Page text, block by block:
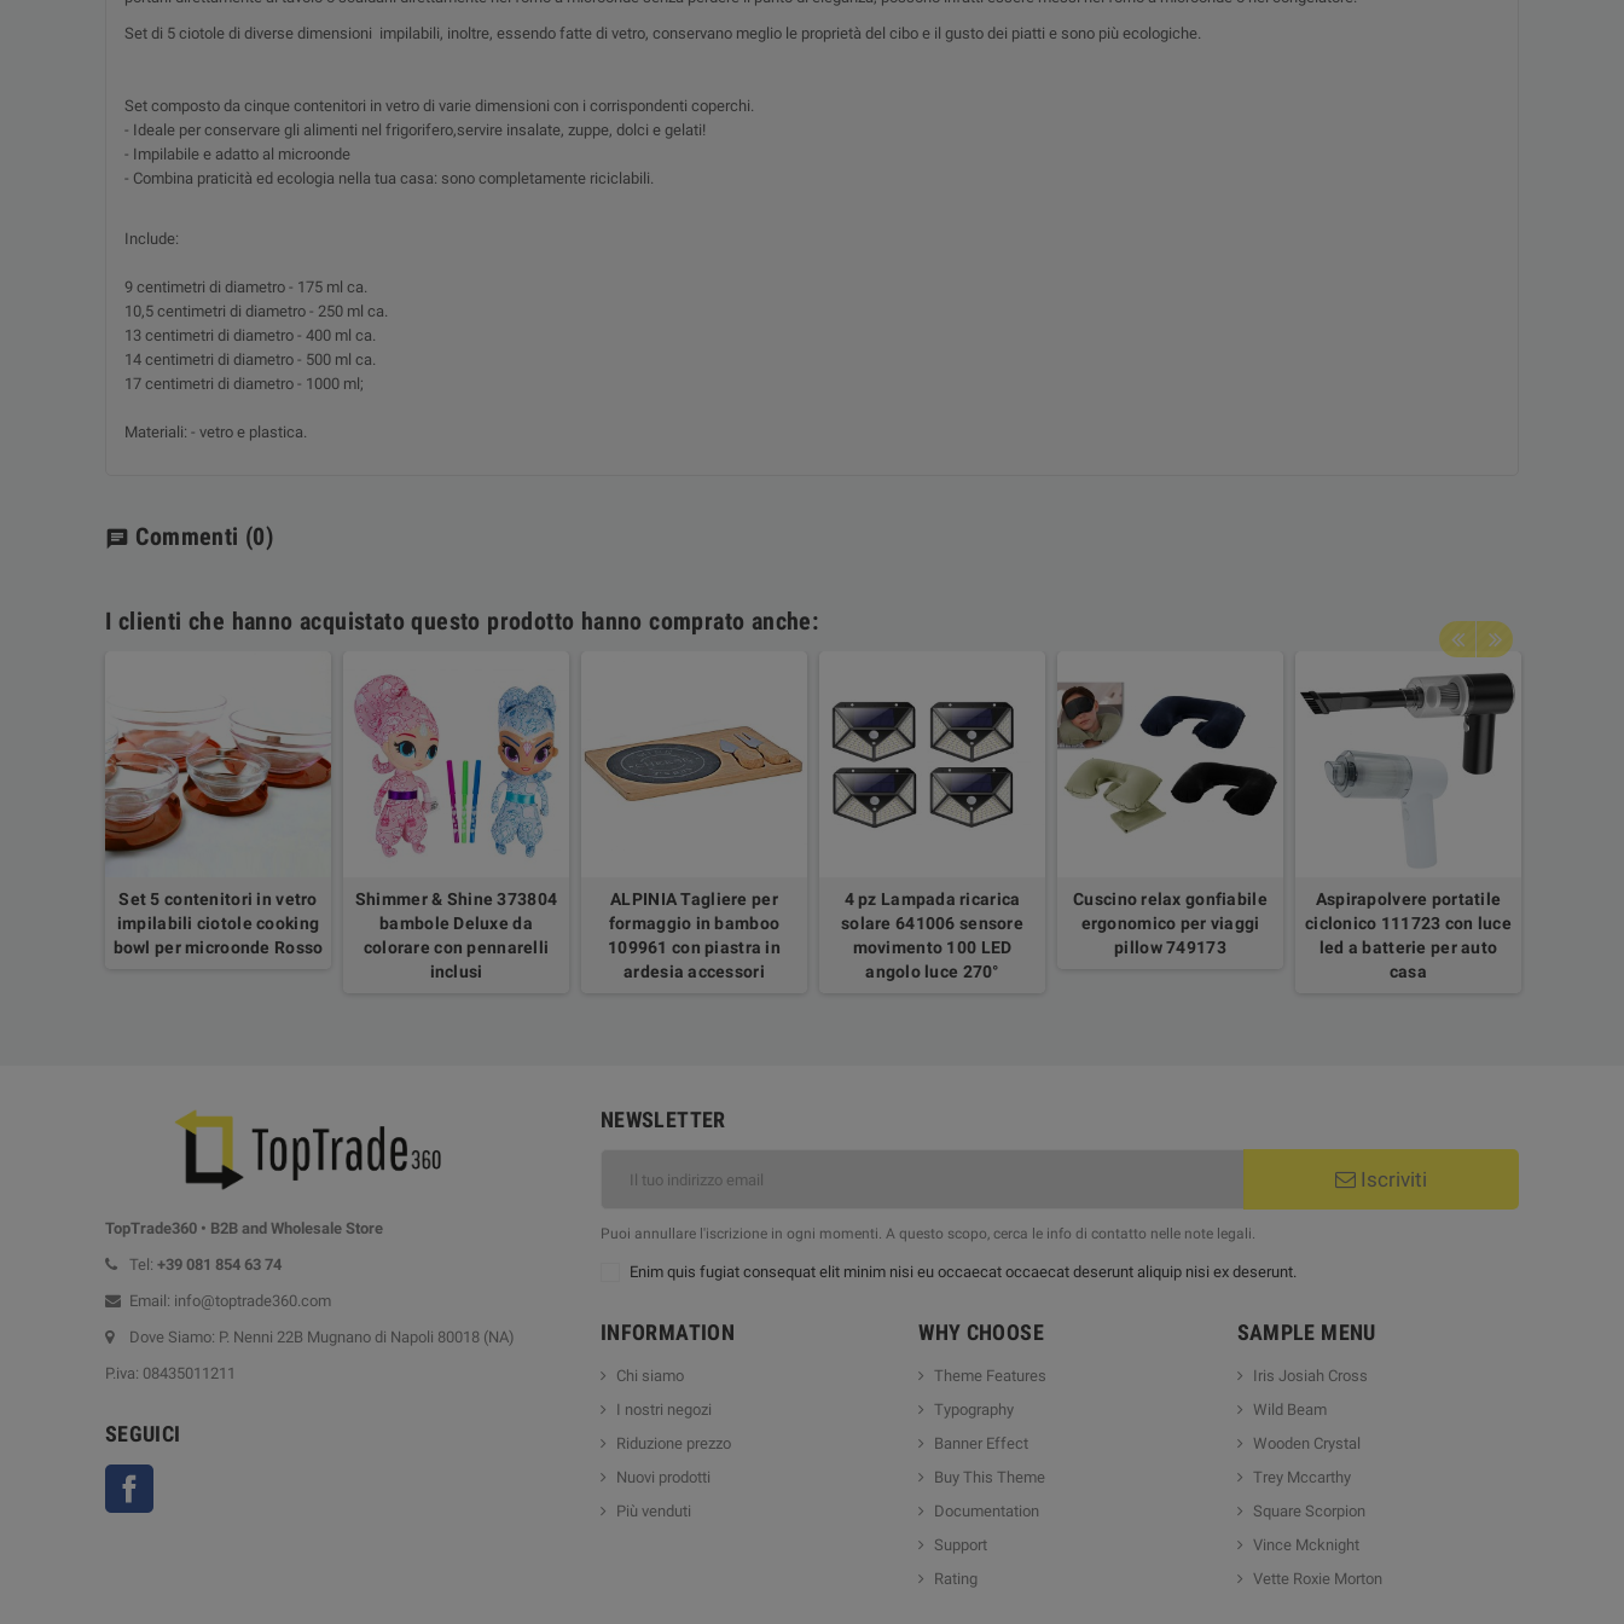
Set di 5 ciotole di diverse dimensioni impilabili, inoltre, essendo fatte di vetro, conservano meglio le proprietà del cibo e il gusto dei piatti e sono più ecologiche.
Set composto da cinque contenitori in vetro di varie dimensioni con i corrispondenti coperchi.
- Ideale per conservare gli alimenti nel frigorifero,servire insalate, zuppe, dolci e gelati!
- Impilabile e adatto al microonde
- Combina praticità ed ecologia nella tua casa: sono completamente riciclabili.
Include:
9 centimetri di diametro - 175 ml ca.
10,5 centimetri di diametro - 250 ml ca.
13 centimetri di diametro - 400 ml ca.
14 centimetri di diametro - 500 ml ca.
17 centimetri di diametro - 1000 ml;
Materiali: - vetro e plastica.
chat Commenti (0)
I clienti che hanno acquistato questo prodotto hanno comprato anche:
Set 5 contenitori in vetro
impilabili ciotole cooking
bowl per microonde Rosso
Shimmer & Shine 373804
bambole Deluxe da
colorare con pennarelli
inclusi
ALPINIA Tagliere per
formaggio in bamboo
109961 con piastra in
ardesia accessori
4 pz Lampada ricarica
solare 641006 sensore
movimento 100 LED
angolo luce 270°
Cuscino relax gonfiabile
ergonomico per viaggi
pillow 749173
Aspirapolvere portatile
ciclonico 111723 con luce
led a batterie per auto
casa
TopTrade360 • B2B and Wholesale Store
Tel: +39 081 854 63 74
Email: info@toptrade360.com
Dove Siamo: P. Nenni 22B Mugnano di Napoli 80018 (NA)
P.iva: 08435011211
SEGUICI
NEWSLETTER
Iscriviti
Puoi annullare l'iscrizione in ogni momenti. A questo scopo, cerca le info di contatto nelle note legali.
Enim quis fugiat consequat elit minim nisi eu occaecat occaecat deserunt aliquip nisi ex deserunt.
INFORMATION
Chi siamo
I nostri negozi
Riduzione prezzo
Nuovi prodotti
Più venduti
WHY CHOOSE
Theme Features
Typography
Banner Effect
Buy This Theme
Documentation
Support
Rating
SAMPLE MENU
Iris Josiah Cross
Wild Beam
Wooden Crystal
Trey Mccarthy
Square Scorpion
Vince Mcknight
Vette Roxie Morton